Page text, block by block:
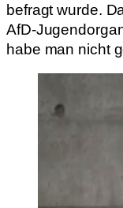
befragt wurde.
AfD-
habe man nicht